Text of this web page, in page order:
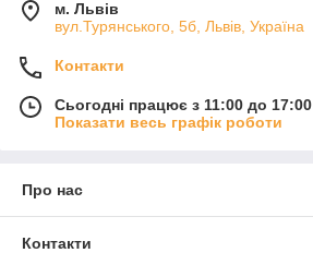
м. Львів
вул.Турянського, 5б, Львів, Україна
Контакти
Сьогодні працює з 11:00 до 17:00
Показати весь графік роботи
Про нас
Контакти